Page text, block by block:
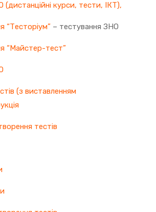
курси, тести, ІКТ),
“Тесторіум” – тестування ЗНО
“Майстер-тест”
(з виставленням
тестів